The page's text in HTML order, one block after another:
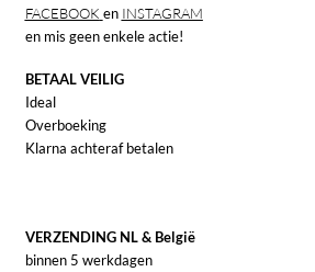
FACEBOOK en INSTAGRAM
en mis geen enkele actie!
BETAAL VEILIG
Ideal
Overboeking
Klarna achteraf betalen
VERZENDING NL & België
binnen 5 werkdagen